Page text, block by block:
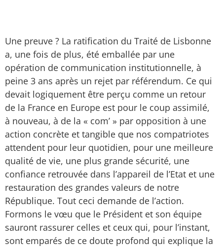
Une preuve ? La ratification du Traité de Lisbonne
a, une fois de plus, été emballée par une
opération de communication institutionnelle, à
peine 3 ans après un rejet par référendum. Ce qui
devait logiquement être perçu comme un retour
de la France en Europe est pour le coup assimilé,
à nouveau, à de la « com’ » par opposition à une
action concrète et tangible que nos compatriotes
attendent pour leur quotidien, pour une meilleure
qualité de vie, une plus grande sécurité, une
confiance retrouvée dans l’appareil de l’Etat et une
restauration des grandes valeurs de notre
République. Tout ceci demande de l’action.
Formons le vœu que le Président et son équipe
sauront rassurer celles et ceux qui, pour l’instant,
sont emparés de ce doute profond qui explique la